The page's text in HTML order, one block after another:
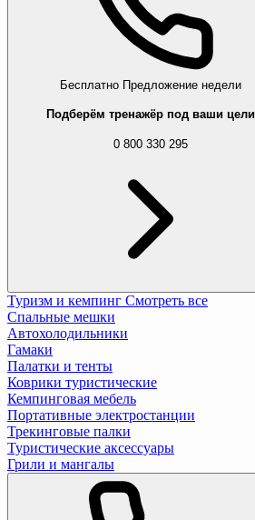
Бесплатно Предложение недели
Подберём тренажёр под ваши цели
0 800 330 295
Туризм и кемпинг Смотреть все
Спальные мешки
Автохолодильники
Гамаки
Палатки и тенты
Коврики туристические
Кемпинговая мебель
Портативные электростанции
Трекинговые палки
Туристические аксессуары
Грили и мангалы